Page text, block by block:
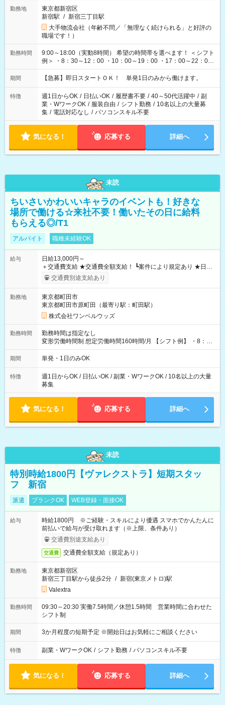
勤務地
東京都新宿区
新宿駅 / 新宿三丁目駅
大手物流会社（年齢不問／「無理なく続けられる」と好評の
職場です！）
勤務時間
9:00～18:00（実動8時間） 希望の時間帯を選べます！ ＜シフト
例＞ ・8：30～12：00 ・10：00～19：00 ・17：00～22：00
・13：00～22：00 ・22：00～翌6：00 など
期間 【急募】即日スタートＯＫ！ 単発1日のみから働けます。
特徴 週1日からOK / 日払いOK / 履歴書不要 / 40～50代活躍中 / 副
業・WワークOK / 服装自由 / シフト勤務 / 10名以上の大量募
集 / 電話対応なし / パソコンスキル不要
気になる！ 応募する 詳細へ
未読
ちいさいかわいいキャラのイベントも！好きな
場所で働ける☆来社不要！働いたその日に給料
もらえる◎/T1
アルバイト 職種未経験OK
給与
日給13,000円～
＋交通費支給 ★交通費全額支給！ ┗案件により規定あり ★日払
いOK！（規定あり） ┗働いたその日に現金GET♪ お仕事後はコ
ンビニATMから 日払い分を引き落とせます！ 【試用期間】試
交通費別途支給あり
勤務地
東京都町田市
東京都町田市原町田（最寄り駅：町田駅）
株式会社ワンベルウッズ
勤務時間
勤務時間は指定なし
変形労働時間制 想定労働時間160時間/月 【シフト例】 ・8：00
～21：00
期間 単発・1日のみOK
特徴
週1日からOK / 日払いOK / 副業・WワークOK / 10名以上の大量
募集
気になる！ 応募する 詳細へ
未読
特別時給1800円【ヴァレクストラ】短期スタッ
フ 新宿
派遣 ブランクOK WEB登録・面接OK
給与
時給1800円 ※ご経験・スキルにより優遇 スマホでかんたんに
前払いで給与が受け取れます（※上限、条件あり）
交通費別途支給あり
交通費 交通費全額支給（規定あり）
勤務地
東京都新宿区
新宿三丁目駅から徒歩2分 / 新宿(東京メトロ)駅
Valextra
勤務時間
09:30～20:30 実働7.5時間／休憩1.5時間 営業時間に合わせた
シフト制
期間 3か月程度の短期予定 ※開始日はお気軽にご相談ください
特徴 副業・WワークOK / シフト勤務 / パソコンスキル不要
気になる！ 応募する 詳細へ